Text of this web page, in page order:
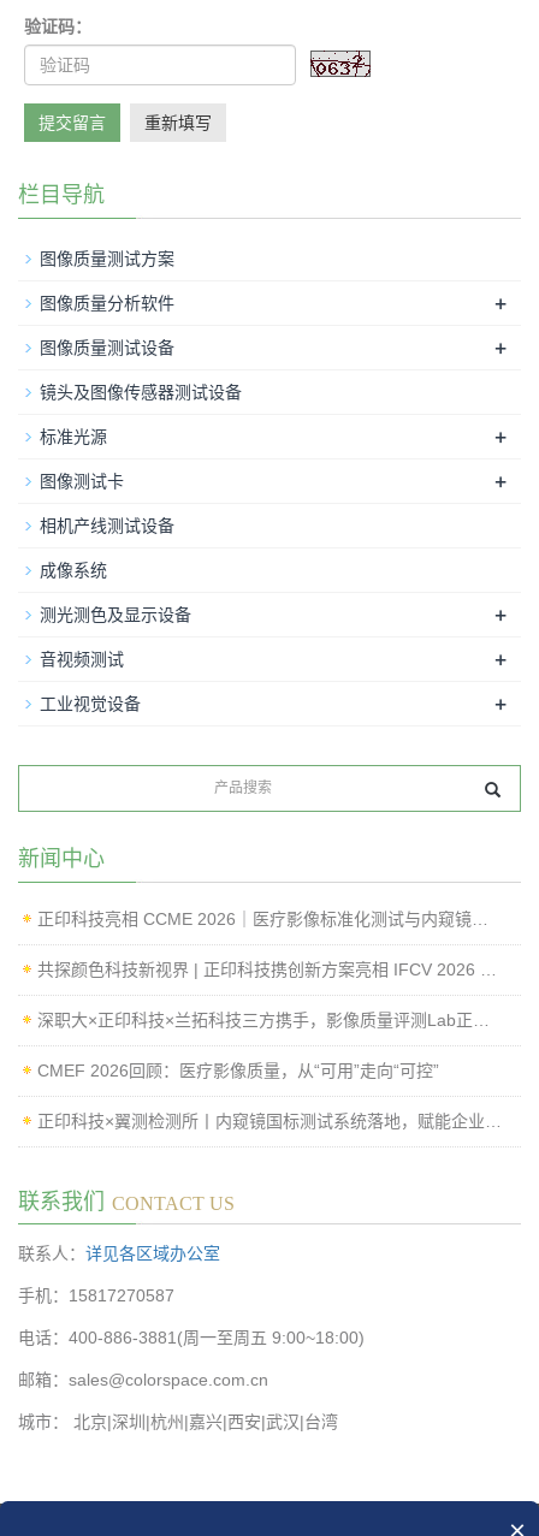
验证码：
提交留言 重新填写
栏目导航
图像质量测试方案
图像质量分析软件 +
图像质量测试设备 +
镜头及图像传感器测试设备
标准光源 +
图像测试卡 +
相机产线测试设备
成像系统
测光测色及显示设备 +
音视频测试 +
工业视觉设备 +
新闻中心
CMEF 2026回顾：医疗影像质量，从“可用”走向“可控”
联系我们 CONTACT US
联系人： 详见各区域办公室
手机：15817270587
电话：400-886-3881(周一至周五 9:00~18:00)
邮箱：sales@colorspace.com.cn
城市： 北京|深圳|杭州|嘉兴|西安|武汉|台湾